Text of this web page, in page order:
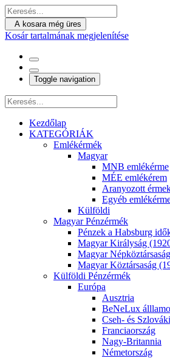
A kosara még üres
Kosár tartalmának megjelenítése
Toggle navigation
Kezdőlap
KATEGÓRIÁK
Emlékérmék
Magyar
MNB emlékérme
MÉE emlékérem
Aranyozott
Egyéb
Külföldi
Magyar Pénzérmék
Pénzek a Habsburg
Magyar Királyság
Magyar
Magyar Köztársaság
Külföldi Pénzérmék
Európa
Ausztria
BeNeLux
Cseh- és
Franciaország
Nagy-Britannia
Németország